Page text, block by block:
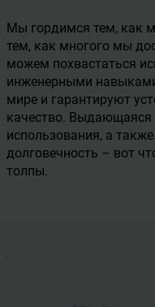
Мы гордимся тем, как
тем, как многого мы
можем похвастаться
инженерными
мире и гарантируют
качество. Выдающаяся
использования, а
долговечность – вот
толпы.